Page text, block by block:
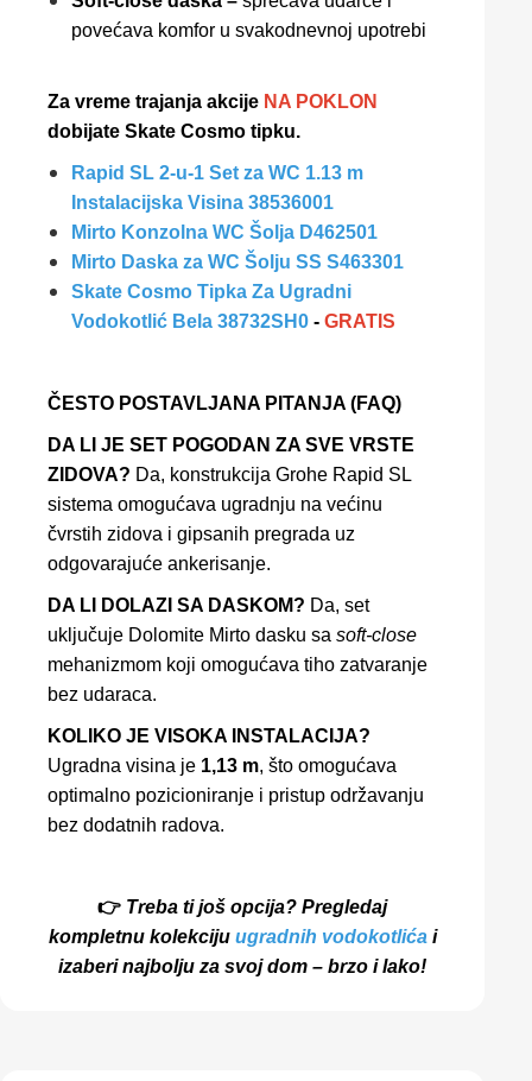
povećava komfor u svakodnevnoj upotrebi
Za vreme trajanja akcije NA POKLON
dobijate Skate Cosmo tipku.
Rapid SL 2-u-1 Set za WC 1.13 m
Instalacijska Visina 38536001
Mirto Konzolna WC Šolja D462501
Mirto Daska za WC Šolju SS S463301
Skate Cosmo Tipka Za Ugradni
Vodokotlić Bela 38732SH0 - GRATIS
ČESTO POSTAVLJANA PITANJA (FAQ)
DA LI JE SET POGODAN ZA SVE VRSTE
ZIDOVA? Da, konstrukcija Grohe Rapid SL
sistema omogućava ugradnju na većinu
čvrstih zidova i gipsanih pregrada uz
odgovarajuće ankerisanje.
DA LI DOLAZI SA DASKOM? Da, set
uključuje Dolomite Mirto dasku sa soft-close
mehanizmom koji omogućava tiho zatvaranje
bez udaraca.
KOLIKO JE VISOKA INSTALACIJA?
Ugradna visina je 1,13 m, što omogućava
optimalno pozicioniranje i pristup održavanju
bez dodatnih radova.
👉 Treba ti još opcija? Pregledaj
kompletnu kolekciju ugradnih vodokotlićai
izaberi najbolju za svoj dom – brzo i lako!